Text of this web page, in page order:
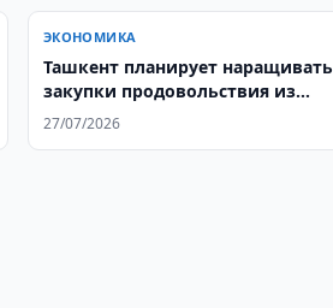
ЭКОНОМИКА
Ташкент планирует наращивать
закупки продовольствия из
Афганистана
27/07/2026